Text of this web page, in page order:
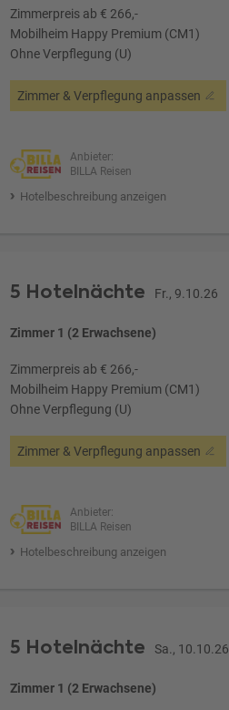
Zimmerpreis ab € 266,-
Mobilheim Happy Premium (CM1)
Ohne Verpflegung (U)
Zimmer & Verpflegung anpassen
Anbieter:
BILLA Reisen
Hotelbeschreibung anzeigen
5 Hotelnächte Fr., 9.10.26
Zimmer 1 (2 Erwachsene)
Zimmerpreis ab € 266,-
Mobilheim Happy Premium (CM1)
Ohne Verpflegung (U)
Zimmer & Verpflegung anpassen
Anbieter:
BILLA Reisen
Hotelbeschreibung anzeigen
5 Hotelnächte Sa., 10.10.26
Zimmer 1 (2 Erwachsene)